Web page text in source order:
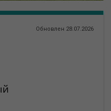
Обновлен 28.07.2026